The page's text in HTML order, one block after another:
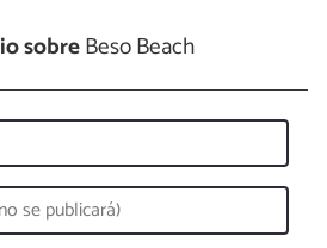
sobreBeso Beach